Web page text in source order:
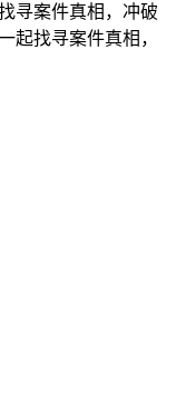
寻案件真相，冲破
起找寻案件真相，